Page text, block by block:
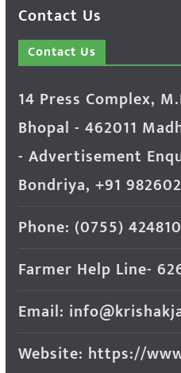
Contact Us
Contact Us
14 Press Complex,
Bhopal - 462011
- Advertisement
Bondriya, +91
Phone: (0755)
Farmer Help Line-
Email:
Website: https://